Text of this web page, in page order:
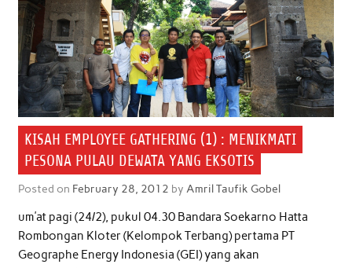
KISAH EMPLOYEE GATHERING (1) : MENIKMATI
PESONA PULAU DEWATA YANG EKSOTIS
Posted on February 28, 2012 by Amril Taufik Gobel
um’at pagi (24/2), pukul 04.30 Bandara Soekarno Hatta
Rombongan Kloter (Kelompok Terbang) pertama PT
Geographe Energy Indonesia (GEI) yang akan